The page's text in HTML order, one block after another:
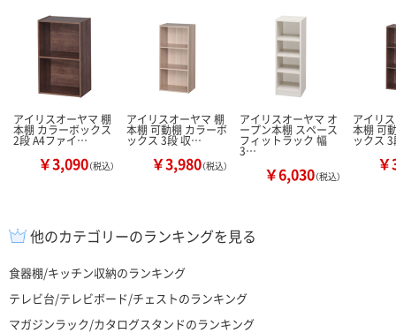
アイリスオーヤマ 棚
本棚 カラーボックス
2段 A4ファイ…
￥3,090（税込）
アイリスオーヤマ 棚
本棚 可動棚 カラーボ
ックス 3段 収…
￥3,980（税込）
アイリスオーヤマ オ
ープン本棚 スペース
フィットラック 幅
3…
￥6,030（税込）
アイリ
本棚 可
ックス
他のカテゴリーのランキングを見る
食器棚/キッチン収納のランキング
テレビ台/テレビボード/チェストのランキング
マガジンラック/カタログスタンドのランキング